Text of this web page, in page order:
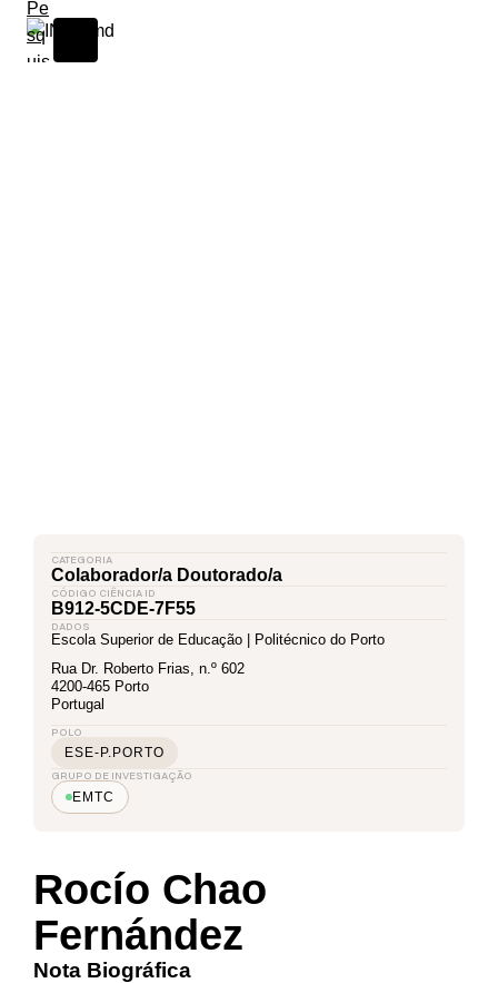
CATEGORIA
Colaborador/a Doutorado/a
CÓDIGO CIÊNCIA ID
B912-5CDE-7F55
DADOS
Escola Superior de Educação | Politécnico do Porto
Rua Dr. Roberto Frias, n.º 602
4200-465 Porto
Portugal
POLO
ESE-P.PORTO
GRUPO DE INVESTIGAÇÃO
EMTC
Rocío Chao
Fernández
Nota Biográfica